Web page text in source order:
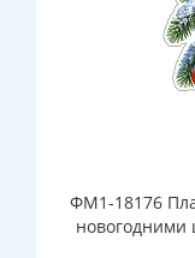
ФМ1-18176
новогодними